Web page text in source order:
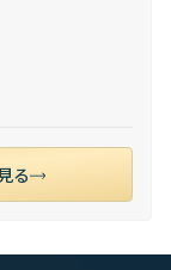
る